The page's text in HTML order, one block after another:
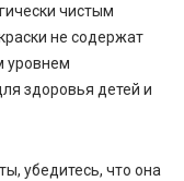
чистым
не содержат
уровнем
здоровья детей и
убедитесь, что она